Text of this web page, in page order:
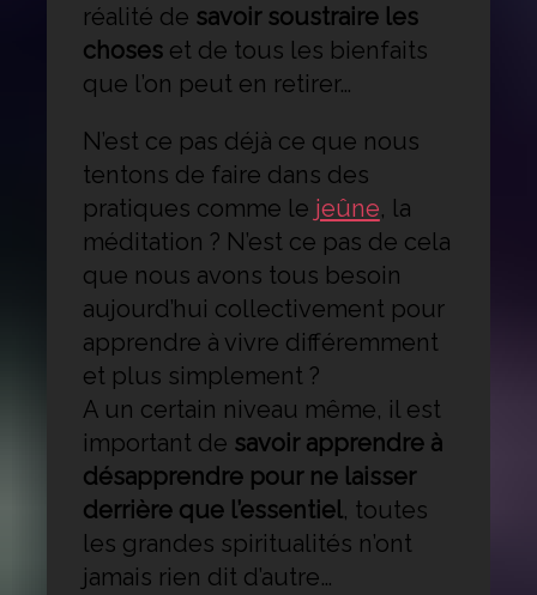
réalité de savoir soustraire les
choseset de tous les bienfaits
que l’on peut en retirer…
N’est ce pas déjà ce que nous
tentons de faire dans des
pratiques comme le jeûne, la
méditation ? N’est ce pas de cela
que nous avons tous besoin
aujourd’hui collectivement pour
apprendre à vivre différemment
et plus simplement ?
A un certain niveau même, il est
important de savoir apprendre à
désapprendre pour ne laisser
derrière que l’essentiel, toutes
les grandes spiritualités n’ont
jamais rien dit d’autre…